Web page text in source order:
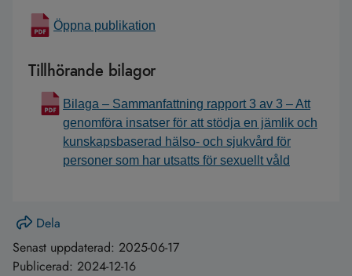
Öppna publikation
Tillhörande bilagor
Bilaga – Sammanfattning rapport 3 av 3 – Att
genomföra insatser för att stödja en jämlik och
kunskapsbaserad hälso- och sjukvård för
personer som har utsatts för sexuellt våld
Dela
Senast uppdaterad: 2025-06-17
Publicerad: 2024-12-16